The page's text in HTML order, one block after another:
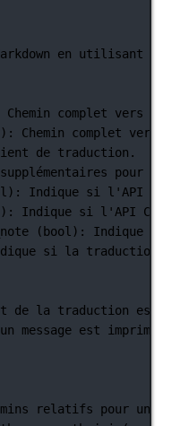
en utilisant les
complet vers le
Chemin complet
de traduction.
supplémentaires pour la
Indique si l'API
Indique si l'API
(bool): Indique si
si la traduction
de la traduction est
message est
relatifs pour un